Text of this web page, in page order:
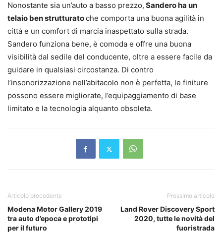
Nonostante sia un’auto a basso prezzo, Sandero ha un
telaio ben strutturatoche comporta una buona agilità in
città e un comfort di marcia inaspettato sulla strada.
Sandero funziona bene, è comoda e offre una buona
visibilità dal sedile del conducente, oltre a essere facile da
guidare in qualsiasi circostanza. Di contro
l’insonorizzazione nell’abitacolo non è perfetta, le finiture
possono essere migliorate, l’equipaggiamento di base
limitato e la tecnologia alquanto obsoleta.
Articolo precedente
Modena Motor Gallery 2019
tra auto d’epoca e prototipi
per il futuro
Prossimo articolo
Land Rover Discovery Sport
2020, tutte le novità del
fuoristrada